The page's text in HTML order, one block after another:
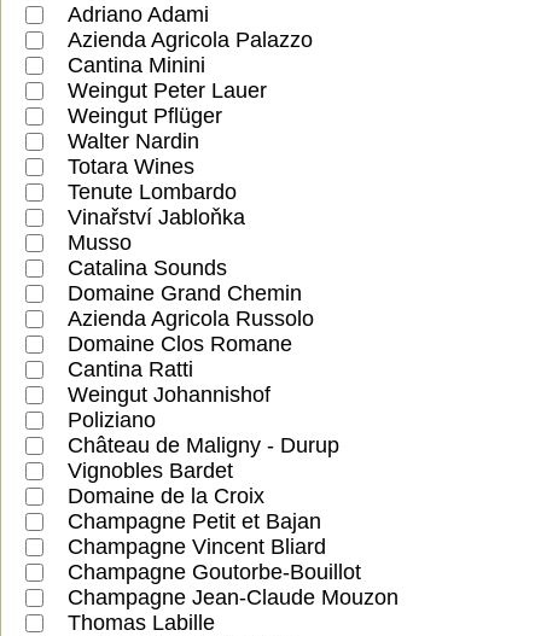
Adriano Adami
Azienda Agricola Palazzo
Cantina Minini
Weingut Peter Lauer
Weingut Pflüger
Walter Nardin
Totara Wines
Tenute Lombardo
Vinařství Jabloňka
Musso
Catalina Sounds
Domaine Grand Chemin
Azienda Agricola Russolo
Domaine Clos Romane
Cantina Ratti
Weingut Johannishof
Poliziano
Château de Maligny - Durup
Vignobles Bardet
Domaine de la Croix
Champagne Petit et Bajan
Champagne Vincent Bliard
Champagne Goutorbe-Bouillot
Champagne Jean-Claude Mouzon
Thomas Labille